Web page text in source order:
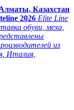
Казахстан
2026 Elite Line
обуви, меха,
из
Италия,